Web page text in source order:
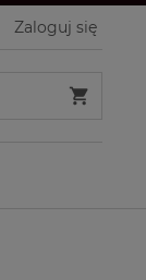
Zaloguj się